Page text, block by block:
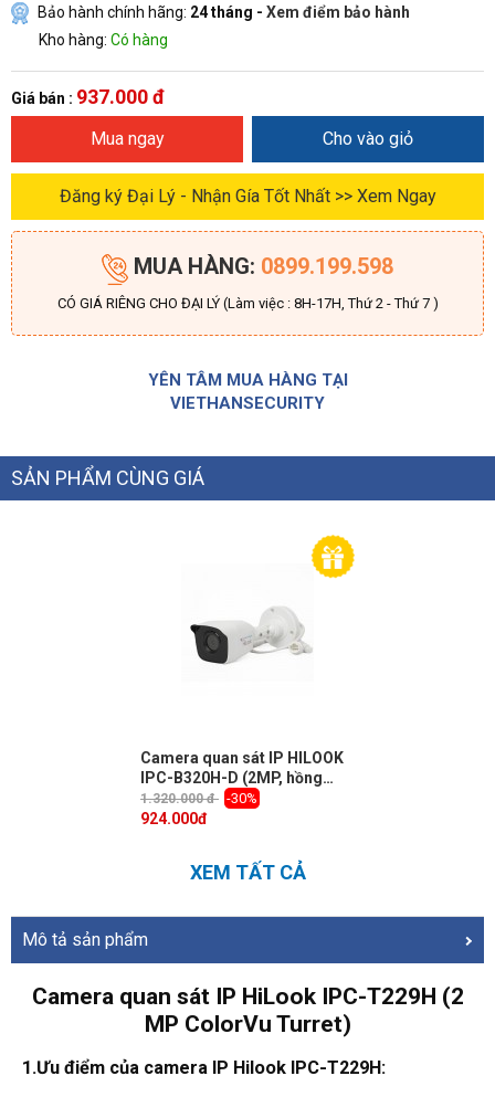
Bảo hành chính hãng: 24 tháng - Xem điểm bảo hành
Kho hàng: Có hàng
Giá bán : 937.000 đ
Mua ngay Cho vào giỏ
Đăng ký Đại Lý - Nhận Gía Tốt Nhất >> Xem Ngay
MUA HÀNG: 0899.199.598
CÓ GIÁ RIÊNG CHO ĐẠI LÝ (Làm việc : 8H-17H, Thứ 2 - Thứ 7 )
YÊN TÂM MUA HÀNG TẠI
VIETHANSECURITY
SẢN PHẨM CÙNG GIÁ
Camera quan sát IP HILOOK
IPC-B320H-D (2MP, hồng
ngoại 20m)
1.320.000 đ -30%
924.000đ
XEM TẤT CẢ
Mô tả sản phẩm
Camera quan sát IP HiLook IPC-T229H (2
MP ColorVu Turret)
1.Ưu điểm của camera IP Hilook IPC-T229H: